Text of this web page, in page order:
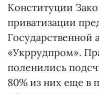
Конституции
приватизации
«Укррудпром».
поленились
80% из них еще в